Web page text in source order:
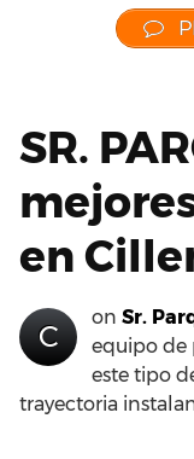
SR.
en
C
on Sr.
equipo de
este tipo
trayectoria